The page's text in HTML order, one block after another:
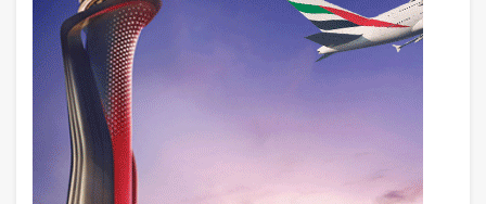
13 saat önce
Elektrikli uçaklar Avrupa’da kısa rotalara
hazırlanıyor
13 saat önce
Trump’ı taşıyan Marine One, yolcu